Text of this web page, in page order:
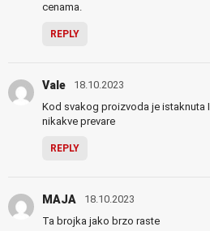
cenama.
REPLY
Vale 18.10.2023
Kod svakog proizvoda je istaknuta
nikakve prevare
REPLY
MAJA 18.10.2023
Ta brojka jako brzo raste